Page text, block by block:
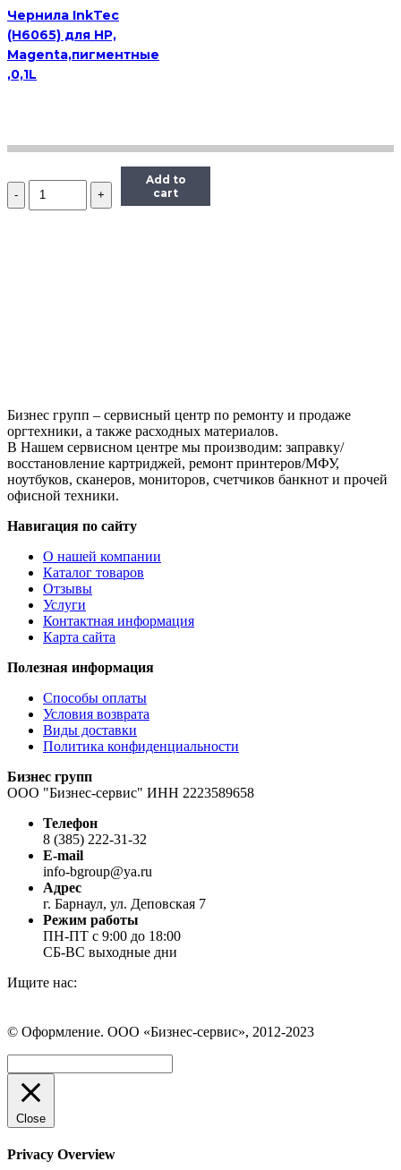
Чернила InkTec
(H6065) для HP,
Magenta,пигментные
,0,1L
Количество
Чернила
Add to
cart
Бизнес групп – сервисный центр по ремонту и продаже
оргтехники, а также расходных материалов.
В Нашем сервисном центре мы производим: заправку/
восстановление картриджей, ремонт принтеров/МФУ,
ноутбуков, сканеров, мониторов, счетчиков банкнот и прочей
офисной техники.
Навигация по сайту
О нашей компании
Каталог товаров
Отзывы
Услуги
Контактная информация
Карта сайта
Полезная информация
Способы оплаты
Условия возврата
Виды доставки
Политика конфиденциальности
Бизнес групп
ООО "Бизнес-сервис" ИНН 2223589658
Телефон
8 (385) 222-31-32
E-mail
info-bgroup@ya.ru
Адрес
г. Барнаул, ул. Деповская 7
Режим работы
ПН-ПТ с 9:00 до 18:00
СБ-ВС выходные дни
Ищите нас:
Вконтакте
открывается
в
новом
окне
WhatsApp
открывается
в
новом
окне
Telegram
открывается
в
новом
окне
© Оформление. ООО «Бизнес-сервис», 2012-2023
Close
Privacy Overview